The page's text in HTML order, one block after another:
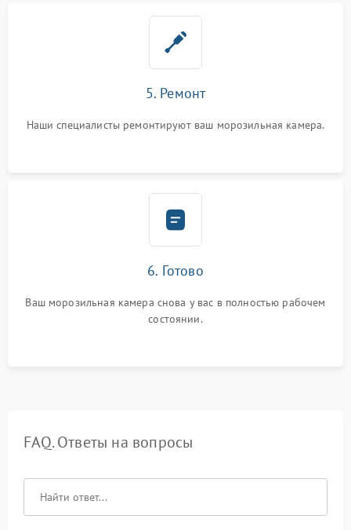
5. Ремонт
Наши специалисты ремонтируют ваш морозильная камера.
6. Готово
Ваш морозильная камера снова у вас в полностью рабочем
состоянии.
FAQ. Ответы на вопросы